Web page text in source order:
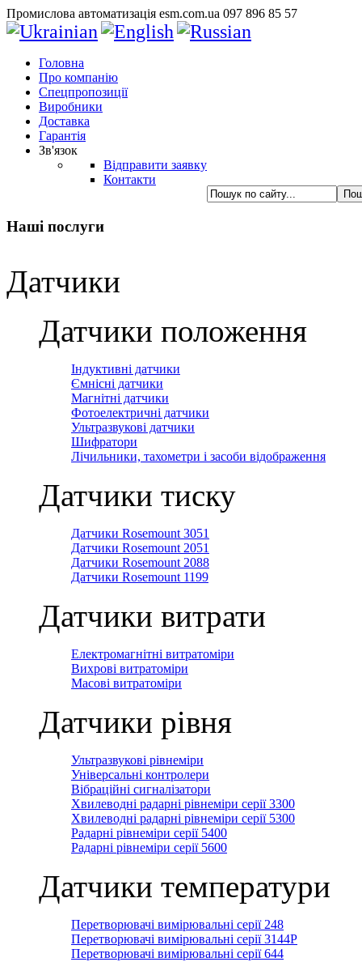
Промислова автоматизація esm.com.ua 097 896 85 57
Головна
Про компанію
Спецпропозиції
Виробники
Доставка
Гарантія
Зв'язок
Відправити заявку
Контакти
Наші послуги
Датчики
Датчики положення
Індуктивні датчики
Ємнісні датчики
Магнітні датчики
Фотоелектричні датчики
Ультразвукові датчики
Шифратори
Лічильники, тахометри і засоби відображення
Датчики тиску
Датчики Rosemount 3051
Датчики Rosemount 2051
Датчики Rosemount 2088
Датчики Rosemount 1199
Датчики витрати
Електромагнітні витратоміри
Вихрові витратоміри
Масові витратоміри
Датчики рівня
Ультразвукові рівнеміри
Універсальні контролери
Вібраційні сигналізатори
Хвилеводні радарні рівнеміри серії 3300
Хвилеводні радарні рівнеміри серії 5300
Радарні рівнеміри серії 5400
Радарні рівнеміри серії 5600
Датчики температури
Перетворювачі вимірювальні серії 248
Перетворювачі вимірювальні серії 3144Р
Перетворювачі вимірювальні серії 644